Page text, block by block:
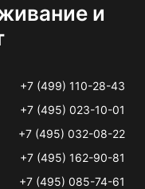
и
+7 (499) 110-28-43
+7 (495) 023-10-01
+7 (495) 032-08-22
+7 (495) 162-90-81
+7 (495) 085-74-61